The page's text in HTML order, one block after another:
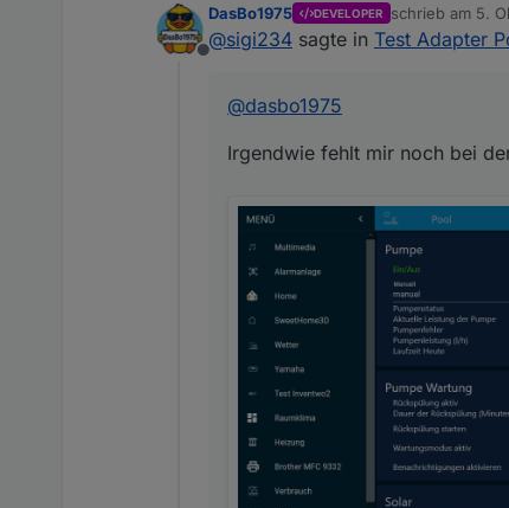
Irgendwie fehlt mir noch
Offline
DasBo1975 DEVELOPER schrieb am 5.
zuletzt editiert
@sigi234 sagte in Test Adapter
@dasbo1975
Irgendwie fehlt mir noch bei